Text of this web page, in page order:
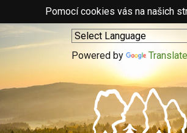
Pomocí cookies vás na našich
Powered by Translate